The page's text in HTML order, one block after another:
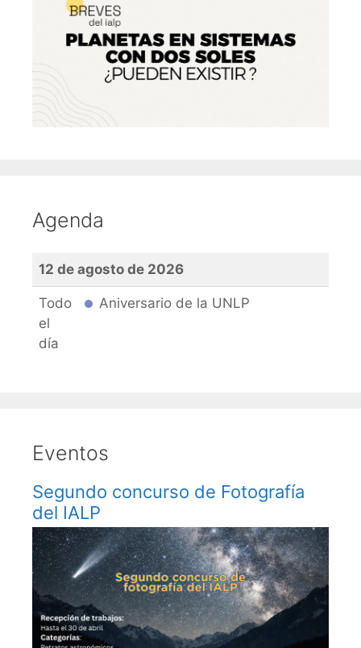
Agenda
12 de agosto de 2026
Todo
el
día
Aniversario de la UNLP
Eventos
Segundo concurso de Fotografía
del IALP